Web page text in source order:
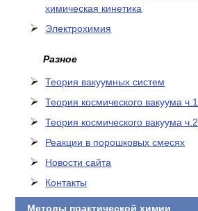
химическая кинетика
Электрохимия
Разное
Теория вакуумных систем
Теория космического вакуума ч.1
Теория космического вакуума ч.2
Реакции в порошковых смесях
Новости сайта
Контакты
Методы практической химии